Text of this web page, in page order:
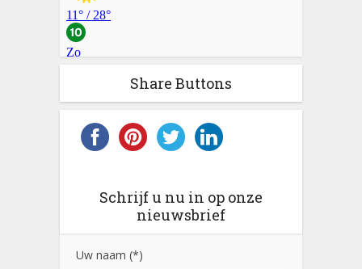
Share Buttons
Schrijf u nu in op onze
nieuwsbrief
Uw naam (*)